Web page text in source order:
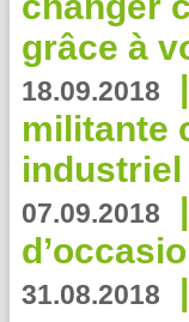
grâce à
18.09.2018 |
militante
industriel
07.09.2018 |
31.08.2018 |